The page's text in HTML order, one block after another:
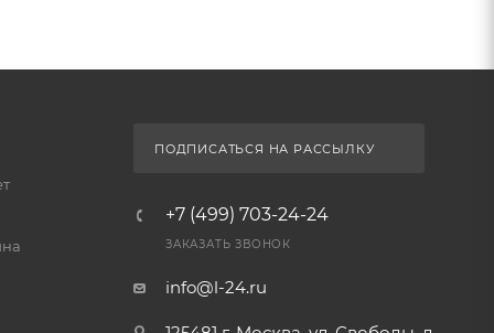
ПОДПИСАТЬСЯ НА РАССЫЛКУ
+7 (499) 703-24-24
ЗАКАЗАТЬ ЗВОНОК
info@l-24.ru